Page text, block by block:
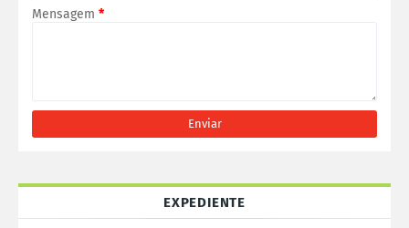
Mensagem *
EXPEDIENTE